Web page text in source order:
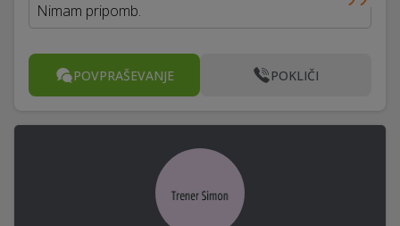
Nimam pripomb.
POVPRAŠEVANJE POKLIČI